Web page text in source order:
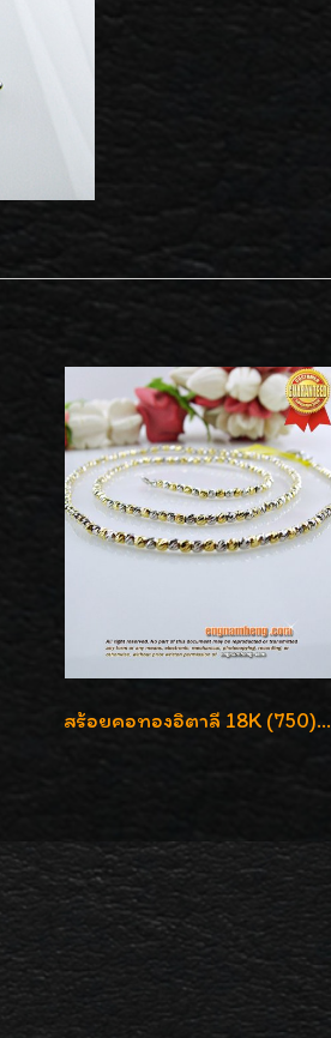
สร้อยคอทองอิตาลี 18K (750) ลายสวยตัดเหลี่ยมคมชัด ใส่สวยน่ารักค่ะ